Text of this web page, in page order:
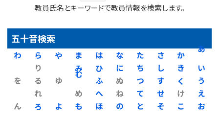
教員氏名とキーワードで教員情報を検索します。
五十音検索
あ
い
う
え
お
か
き
く
け
こ
さ
し
す
せ
そ
た
ち
つ
て
と
な
に
ぬ
ね
の
は
ひ
ふ
へ
ほ
ま
み
む
め
も
や
ゆ
よ
ら
り
る
れ
ろ
わ
を
ん